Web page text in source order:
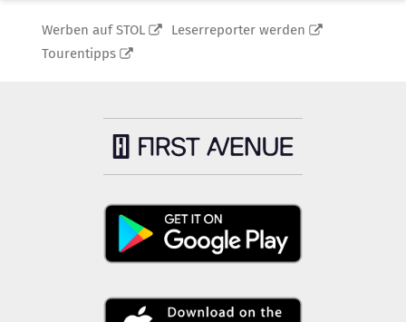
Werben auf STOL
Leserreporter werden
Tourentipps